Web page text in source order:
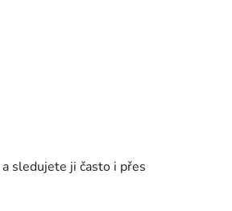
a sledujete ji často i přes